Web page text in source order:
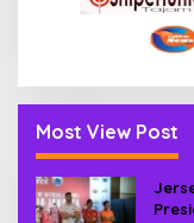
Most View Post